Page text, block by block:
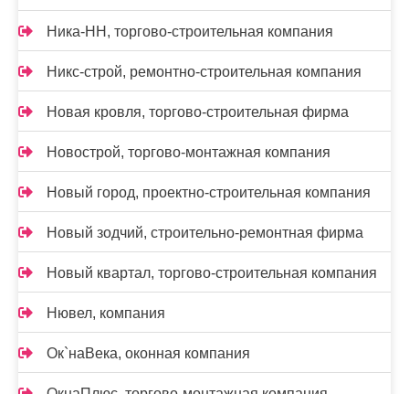
Ника-НН, торгово-строительная компания
Никс-строй, ремонтно-строительная компания
Новая кровля, торгово-строительная фирма
Новострой, торгово-монтажная компания
Новый город, проектно-строительная компания
Новый зодчий, строительно-ремонтная фирма
Новый квартал, торгово-строительная компания
Нювел, компания
Ок`наВека, оконная компания